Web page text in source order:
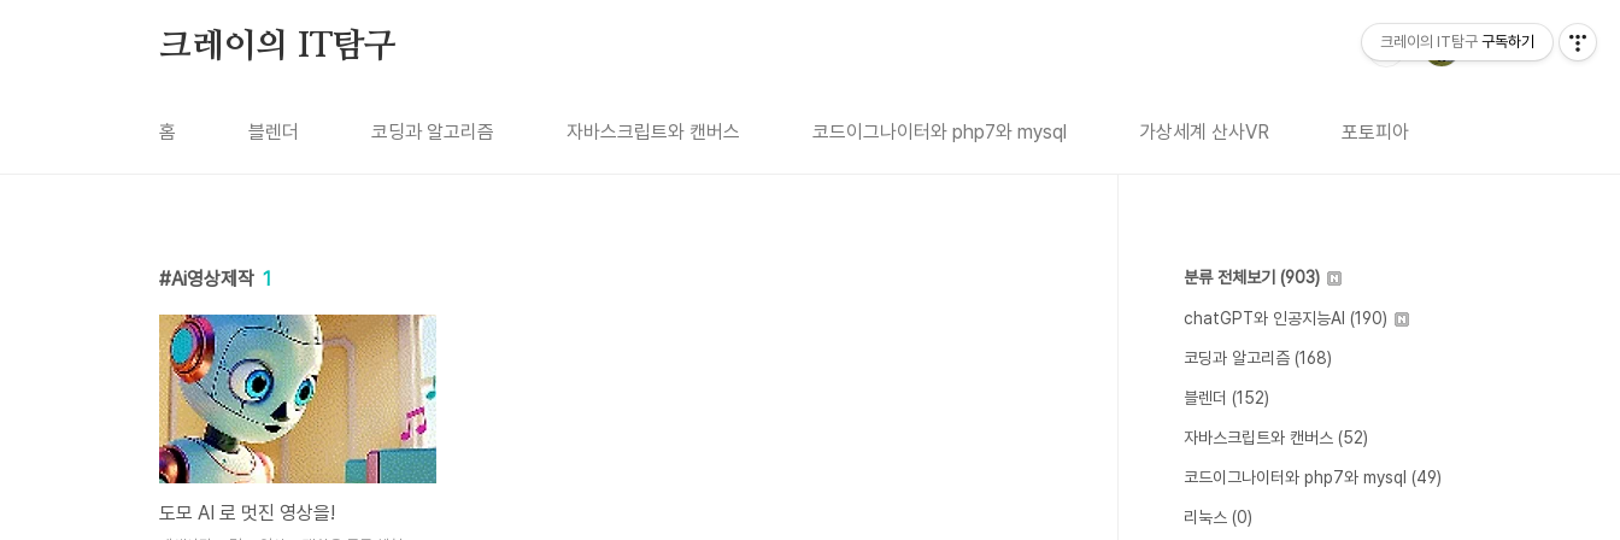
크레이의 IT탐구
홈 블렌더 코딩과 알고리즘 자바스크립트와 캔버스 코드이그나이터와 php7와 mysql 가상세계 산사VR 포토피아
Ai영상제작 1
도모 AI 로 멋진 영상을!
분류 전체보기 (903)
chatGPT와 인공지능AI (190)
코딩과 알고리즘 (168)
블렌더 (152)
자바스크립트와 캔버스 (52)
코드이그나이터와 php7와 mysql (49)
리눅스 (0)
크레이의 IT탐구 구독하기